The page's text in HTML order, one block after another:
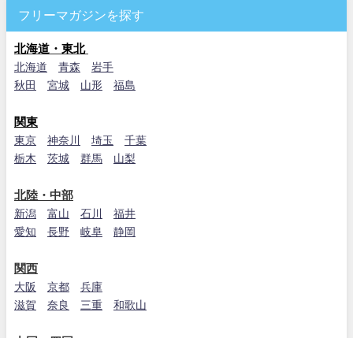
フリーマガジンを探す
北海道・東北
北海道 青森
岩手
秋田
宮城 山形 福島
関東
東京 神奈川 埼玉
千葉
栃木
茨城 群馬 山梨
北陸・中部
新潟 富山 石川
福井
愛知
長野 岐阜 静岡
関西
大阪 京都
兵庫
滋賀
奈良 三重 和歌山